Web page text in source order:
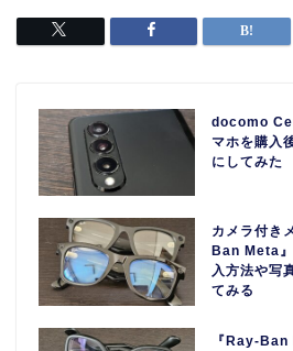
docomo
マホを購入
にしてみた
カメラ付き
Ban Meta
入方法や写
てみる
『Ray-